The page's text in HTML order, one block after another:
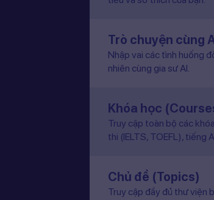
Trò chuyện cùng
Nhập vai các tình huống
nhiên cùng gia sư AI.
Khóa học
Truy cập toàn bộ các
thi (IELTS, TOEFL), tiếng
Chủ đề (Topics)
Truy cập đầy đủ thư viện